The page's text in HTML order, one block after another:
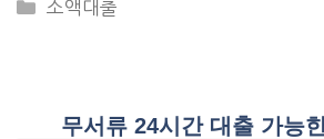
소액대출
무서류 24시간 대출 가능